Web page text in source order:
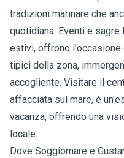
tradizioni marinare che
quotidiana. Eventi e
estivi, offrono
tipici della zona,
accogliente. Visitare il
affacciata sul mare, è
vacanza, offrendo una
locale.
Dove Soggiornare e